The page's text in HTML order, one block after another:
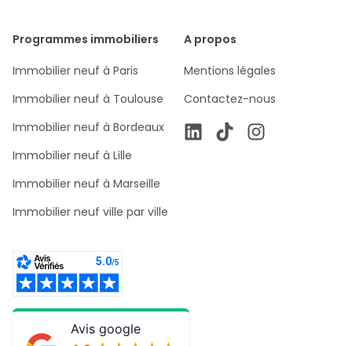
Programmes immobiliers
Immobilier neuf à Paris
Immobilier neuf à Toulouse
Immobilier neuf à Bordeaux
Immobilier neuf à Lille
Immobilier neuf à Marseille
Immobilier neuf ville par ville
A propos
Mentions légales
Contactez-nous
Avis google